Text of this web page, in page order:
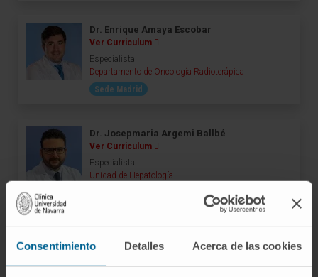
Consentimiento Detalles Acerca de las cookies
Dr. Enrique Amaya Escobar
Ver Curriculum
Especialista
Departamento de Oncología Radioterápica
Sede Madrid
Dr. Josepmaria Argemi Ballbé
Ver Curriculum
Especialista
Unidad de Hepatología
Ver Curriculum
Director